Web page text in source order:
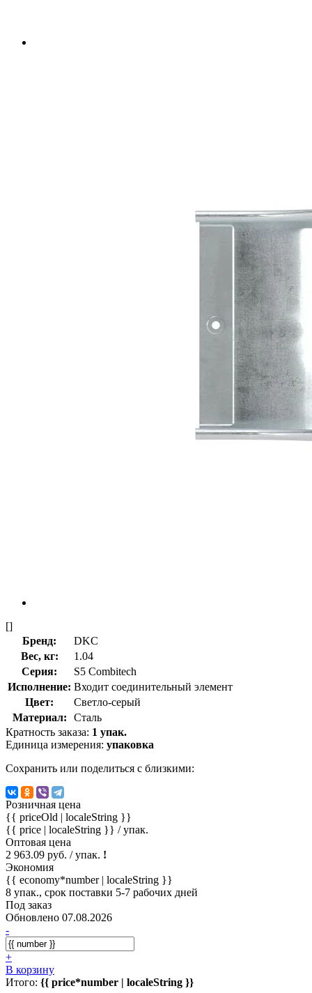
[]
Бренд:
DKC
Вес, кг:
1.04
Серия:
S5 Combitech
Исполнение: Входит соединительный элемент
Цвет:
Светло-серый
Материал:
Сталь
Кратность заказа: 1 упак.
Единица измерения: упаковка
Сохранить или поделиться с близкими:
Розничная цена
{{ priceOld | localeString }}
{{ price | localeString }} / упак.
Оптовая цена
2 963.09 руб. / упак. !
Экономия
{{ economy*number | localeString }}
8 упак., срок поставки 5-7 рабочих дней
Под заказ
Обновлено 07.08.2026
-
+
В корзину
Итого: {{ price*number | localeString }}